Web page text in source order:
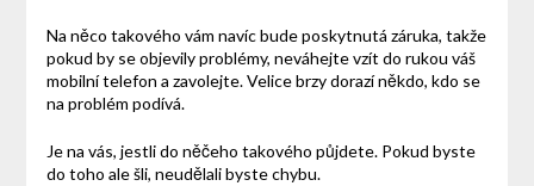
Na něco takového vám navíc bude poskytnutá záruka, takže
pokud by se objevily problémy, neváhejte vzít do rukou váš
mobilní telefon a zavolejte. Velice brzy dorazí někdo, kdo se
na problém podívá.
Je na vás, jestli do něčeho takového půjdete. Pokud byste
do toho ale šli, neudělali byste chybu.